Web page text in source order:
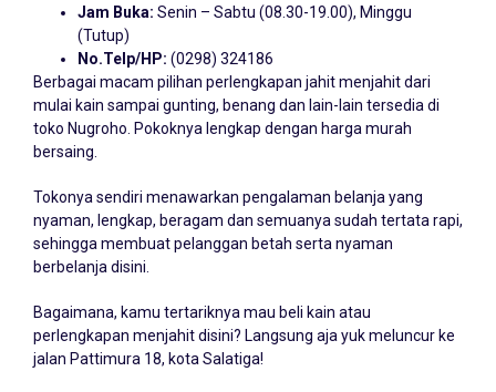
Jam Buka: Senin – Sabtu (08.30-19.00), Minggu
(Tutup)
No.Telp/HP: (0298) 324186
Berbagai macam pilihan perlengkapan jahit menjahit dari
mulai kain sampai gunting, benang dan lain-lain tersedia di
toko Nugroho. Pokoknya lengkap dengan harga murah
bersaing.
Tokonya sendiri menawarkan pengalaman belanja yang
nyaman, lengkap, beragam dan semuanya sudah tertata rapi,
sehingga membuat pelanggan betah serta nyaman
berbelanja disini.
Bagaimana, kamu tertariknya mau beli kain atau
perlengkapan menjahit disini? Langsung aja yuk meluncur ke
jalan Pattimura 18, kota Salatiga!